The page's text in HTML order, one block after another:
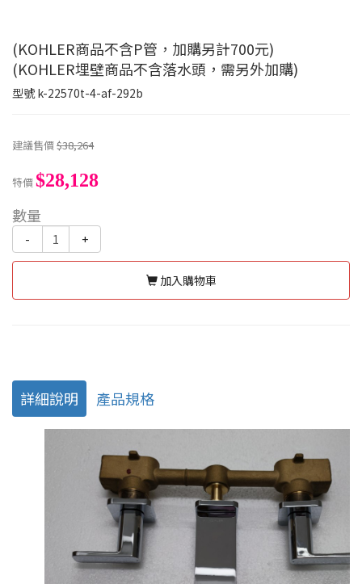
(KOHLER商品不含P管，加購另計700元)
(KOHLER埋壁商品不含落水頭，需另外加購)
型號k-22570t-4-af-292b
建議售價$38,264
特價$28,128
數量
- +
加入購物車
詳細說明 產品規格